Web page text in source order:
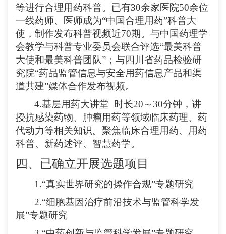
等进行合理用药科普。已有30余家医院50余位
一线药师、医师成为“中国合理用药”科普大
使，制作发布科普视频近70期。与中国药理学
会教学与科普专业委员会联合评选“最美科普
大使和最美科普团队”；与四川省药品检验研
究院“药品监管信息与安全用药信息产品和渠
道共建”媒体合作发布视频。
4.基层用药大讲堂 时长20 ～ 30分钟，讲
授抗感染药物、肿瘤用药等领域临床药理、药
代动力等相关知识。聚焦临床合理用药、用药
科普、新药述评、智慧药学。
四、已确立开展选题项目
1.“真实世界研究的操作合规”专题研究
2.“细胞基因治疗前沿技术与监管科学发
展”专题研究